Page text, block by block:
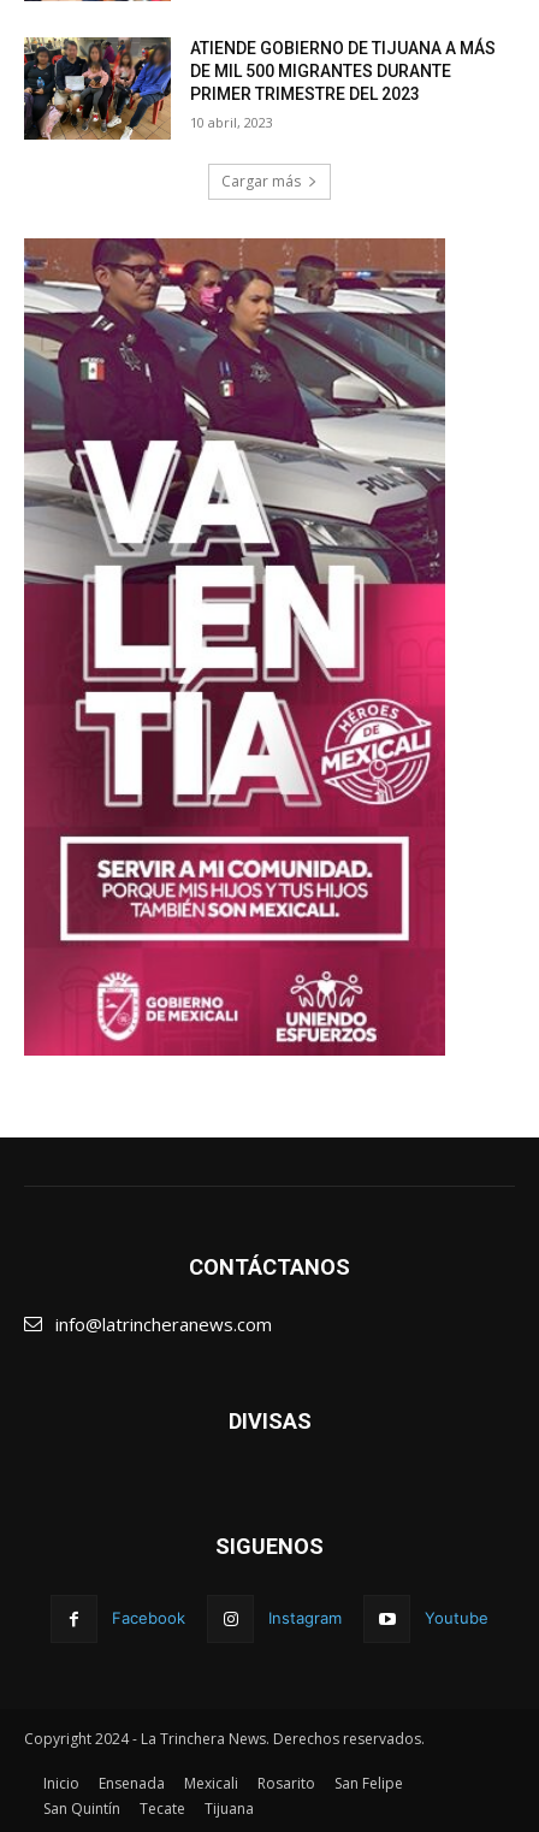
ATIENDE GOBIERNO DE TIJUANA A MÁS
DE MIL 500 MIGRANTES DURANTE
PRIMER TRIMESTRE DEL 2023
10 abril, 2023
Cargar más
CONTÁCTANOS
info@latrincheranews.com
DIVISAS
SIGUENOS
Facebook Instagram Youtube
Copyright 2024 - La Trinchera News. Derechos reservados.
Inicio Ensenada Mexicali Rosarito
San Felipe
San Quintín
Tecate Tijuana